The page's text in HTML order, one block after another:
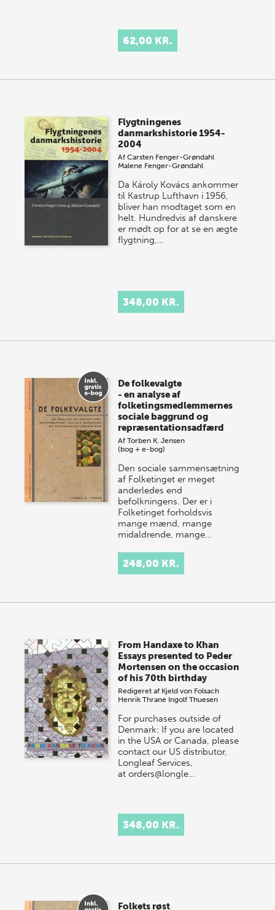
62,00 KR.
Flygtningenes
danmarkshistorie 1954-
2004
AfCarsten Fenger-Grøndahl
Malene Fenger-Grøndahl
Da Károly Kovács ankommer
til Kastrup Lufthavn i 1956,
bliver han modtaget som en
helt. Hundredvis af danskere
er mødt op for at se en ægte
flygtning,…
348,00 KR.
De folkevalgte
- en analyse af
folketingsmedlemmernes
sociale baggrund og
repræsentationsadfærd
AfTorben K. Jensen
(bog + e-bog)
Den sociale sammensætning
af Folketinget er meget
anderledes end
befolkningens. Der er i
Folketinget forholdsvis
mange mænd, mange
midaldrende, mange…
248,00 KR.
From Handaxe to Khan
Essays presented to Peder
Mortensen on the occasion
of his 70th birthday
Redigeret af Kjeld von Folsach
Henrik Thrane Ingolf Thuesen
For purchases outside of
Denmark: If you are located
in the USA or Canada, please
contact our US distributor,
Longleaf Services,
at orders@longle…
348,00 KR.
Folkets røst